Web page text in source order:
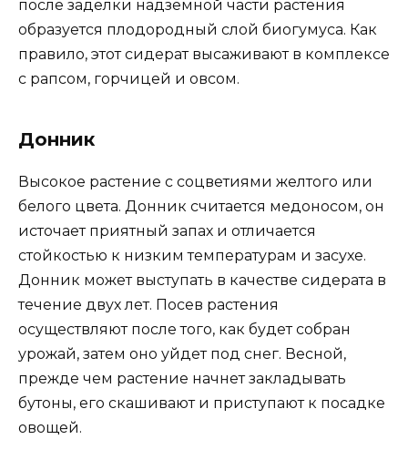
после заделки надземной части растения
образуется плодородный слой биогумуса. Как
правило, этот сидерат высаживают в комплексе
с рапсом, горчицей и овсом.
Донник
Высокое растение с соцветиями желтого или
белого цвета. Донник считается медоносом, он
источает приятный запах и отличается
стойкостью к низким температурам и засухе.
Донник может выступать в качестве сидерата в
течение двух лет. Посев растения
осуществляют после того, как будет собран
урожай, затем оно уйдет под снег. Весной,
прежде чем растение начнет закладывать
бутоны, его скашивают и приступают к посадке
овощей.